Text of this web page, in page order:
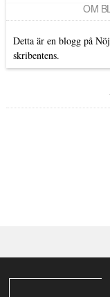
OM
Detta är en blogg på
skribentens.